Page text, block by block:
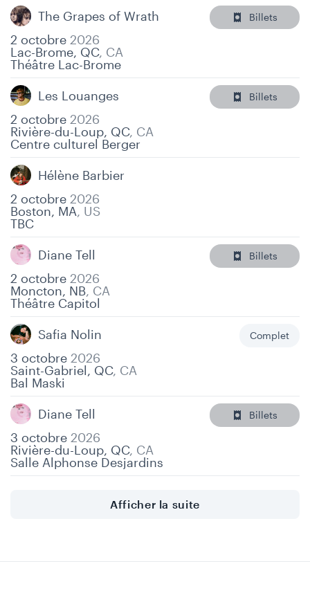
The Grapes of Wrath
2 octobre 2026
Lac-Brome, QC, CA
Théâtre Lac-Brome
Billets
Les Louanges
2 octobre 2026
Rivière-du-Loup, QC, CA
Centre culturel Berger
Billets
Hélène Barbier
2 octobre 2026
Boston, MA, US
TBC
Diane Tell
2 octobre 2026
Moncton, NB, CA
Théâtre Capitol
Billets
Safia Nolin
3 octobre 2026
Saint-Gabriel, QC, CA
Bal Maski
Complet
Diane Tell
3 octobre 2026
Rivière-du-Loup, QC, CA
Salle Alphonse Desjardins
Billets
Afficher la suite